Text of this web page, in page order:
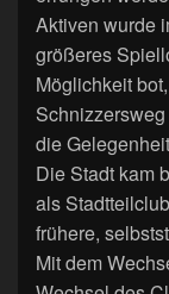
Aktiven wurde
größeres
Möglichkeit
die
Die Stadt kam
als
frühere,
Mit dem